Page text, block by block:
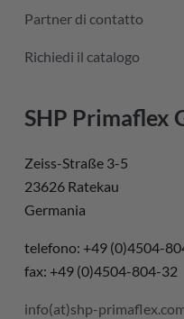
Partner di contatto
Richiedi il catalogo
SHP Primaflex
Zeiss-Straße 3-5
23626 Ratekau
Germania
telefono: +49 (0)4504-
fax: +49 (0)4504-804-32
info(at)shp-